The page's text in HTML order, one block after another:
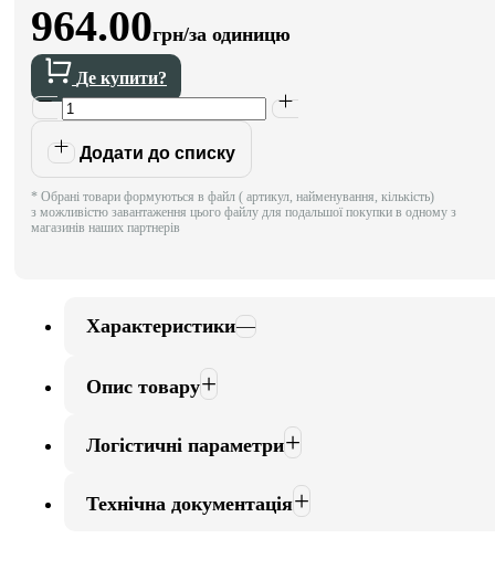
964.00грн/за одиницю
Де купити?
Додати до списку
* Обрані товари формуються в файл ( артикул, найменування, кількість)
з можливістю завантаження цього файлу для подальшої покупки в одному з
магазинів наших партнерів
Характеристики
Опис товару
Логістичні параметри
Технічна документація